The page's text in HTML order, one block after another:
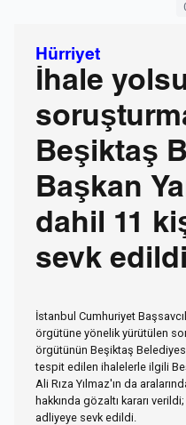
Hürriyet
İhale
Beşiktaş
Başkan
dahil 11
sevk edildi
İstanbul Cumhuriyet
örgütüne yönelik yürütülen
örgütünün Beşiktaş
tespit edilen ihalelerle ilgili
Ali Rıza Yılmaz'ın da
hakkında gözaltı kararı
adliyeye sevk edildi.